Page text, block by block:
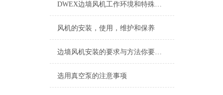
DWEX边墙风机工作环境和特殊要求有哪些
风机的安装，使用，维护和保养
边墙风机安装的要求与方法你要知道
选用真空泵的注意事项